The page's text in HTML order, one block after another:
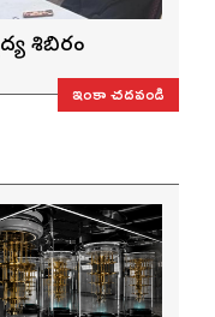
శిబిరం
ఇంకా చదవండి